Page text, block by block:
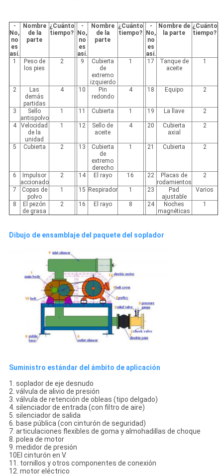
-
No,
no
es
así.
Nombre
de la
parte
¿Cuánto
tiempo?
-
No,
no
es
así.
Nombre
de la
parte
¿Cuánto
tiempo?
-
No,
no
es
así.
Nombre de
la parte
¿Cuánto
tiempo?
1
Peso de
los pies
2 9
Cubierta
de
extremo
izquierdo
1 17
Tanque de
aceite
1
2
Las
demás
partidas
4 10
Pin
redondo
4 18 Equipo 2
3
Sello
antispolvo
1 11 Cubierta 1 19 La llave 2
4
Velocidad
de la
unidad
1 12
Sello de
aceite
4 20
Cubierta
axial
2
5 Cubierta 2 13
Cubierta
de
extremo
derecho
1 21 Cubierta 2
6
Impulsor
accionado
2 14 El rayo 16 22
Placas de
rodamientos
2
7
Copas de
polvo
1 15 Respirador 1 23
Pad
ajustable
Varios
8
El pezón
de grasa
2 16 El rayo 8 24
Noches
magnéticas
1
Dibujo de ensamblaje del paquete del soplador
Suministro estándar del ámbito de aplicación
1. soplador de eje desnudo
2. válvula de alivio de presión
3. válvula de retención de obleas (tipo delgado)
4. silenciador de entrada (con filtro de aire)
5. silenciador de salida
6. base pública (con cinturón de seguridad)
7. articulaciones flexibles de goma y almohadillas de choque
8. polea de motor
9. medidor de presión
10El cinturón en V.
11. tornillos y otros componentes de conexión
12. motor eléctrico